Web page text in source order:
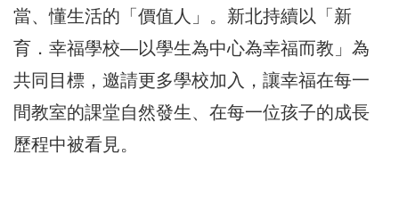
當、懂生活的「價值人」。新北持續以「新
育．幸福學校—以學生為中心為幸福而教」為
共同目標，邀請更多學校加入，讓幸福在每一
間教室的課堂自然發生、在每一位孩子的成長
歷程中被看見。